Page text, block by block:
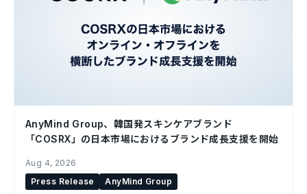
AnyMind Group、韓国発スキンケアブランド
「COSRX」の日本市場におけるブランド成長支援を開始
Aug 4, 2026
Press Release
AnyMind Group